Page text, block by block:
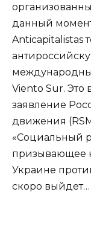
данный
Anticapitalistas
Viento Sur. Это
заявление
движения
«Социальный
призывающее
Украине
скоро выйдет…